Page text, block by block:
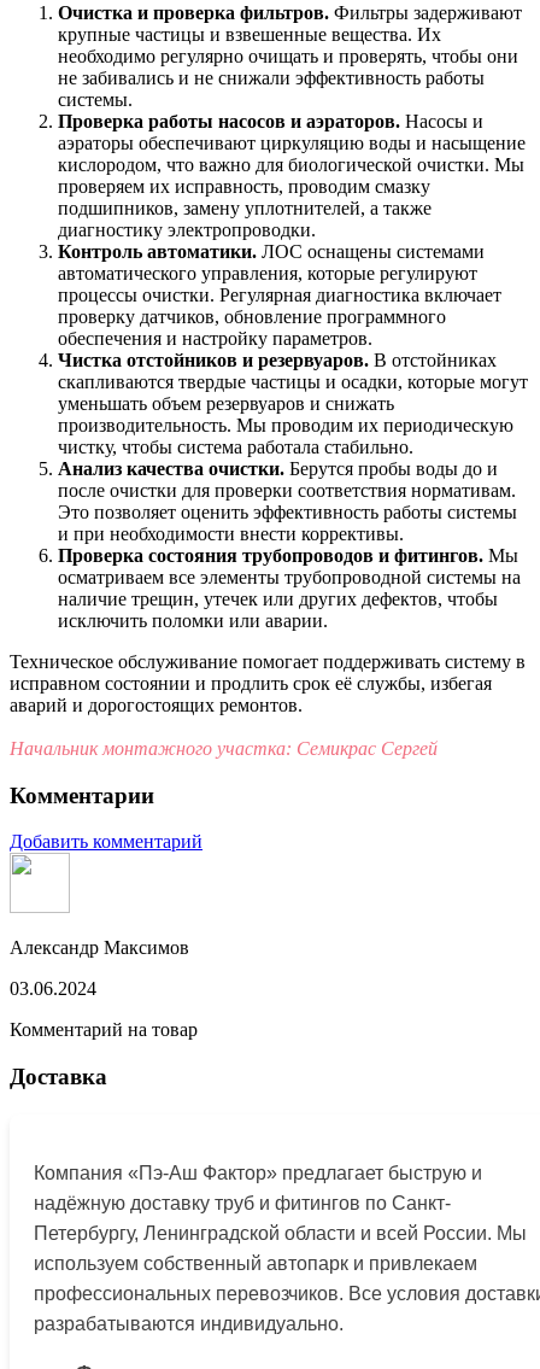
Очистка и проверка фильтров. Фильтры задерживают
крупные частицы и взвешенные вещества. Их
необходимо регулярно очищать и проверять, чтобы они
не забивались и не снижали эффективность работы
системы.
Проверка работы насосов и аэраторов. Насосы и
аэраторы обеспечивают циркуляцию воды и насыщение
кислородом, что важно для биологической очистки. Мы
проверяем их исправность, проводим смазку
подшипников, замену уплотнителей, а также
диагностику электропроводки.
Контроль автоматики. ЛОС оснащены системами
автоматического управления, которые регулируют
процессы очистки. Регулярная диагностика включает
проверку датчиков, обновление программного
обеспечения и настройку параметров.
Чистка отстойников и резервуаров. В отстойниках
скапливаются твердые частицы и осадки, которые могут
уменьшать объем резервуаров и снижать
производительность. Мы проводим их периодическую
чистку, чтобы система работала стабильно.
Анализ качества очистки. Берутся пробы воды до и
после очистки для проверки соответствия нормативам.
Это позволяет оценить эффективность работы системы
и при необходимости внести коррективы.
Проверка состояния трубопроводов и фитингов. Мы
осматриваем все элементы трубопроводной системы на
наличие трещин, утечек или других дефектов, чтобы
исключить поломки или аварии.
Техническое обслуживание помогает поддерживать систему в
исправном состоянии и продлить срок её службы, избегая
аварий и дорогостоящих ремонтов.
Начальник монтажного участка: Семикрас Сергей
Комментарии
Добавить комментарий
Александр Максимов
03.06.2024
Комментарий на товар
Доставка
Компания «Пэ-Аш Фактор» предлагает быструю и
надёжную доставку труб и фитингов по Санкт-
Петербургу, Ленинградской области и всей России. Мы
используем собственный автопарк и привлекаем
профессиональных перевозчиков. Все условия
разрабатываются индивидуально.